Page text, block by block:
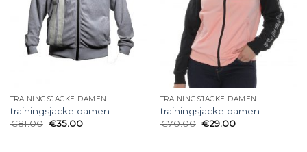
TRAININGSJACKE DAMEN
trainingsjacke damen
€81.00 €35.00
TRAININGSJACKE DAMEN
trainingsjacke damen
€70.00 €29.00